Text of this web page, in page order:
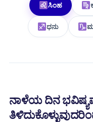
ಸಿಂಹ
ಧನು
ನಾಳೆಯ ದಿನ